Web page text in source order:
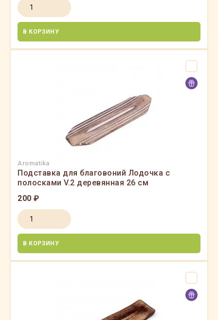
В КОРЗИНУ
Aromatika
Подставка для благовоний Лодочка с
полосками V.2 деревянная 26 см
200 ₽
В КОРЗИНУ